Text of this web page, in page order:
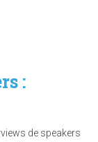
:
de speakers